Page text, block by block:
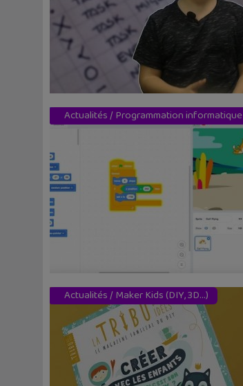
Actualités/ Programmation informatique
Actualités/ Maker Kids (DIY, 3D...)